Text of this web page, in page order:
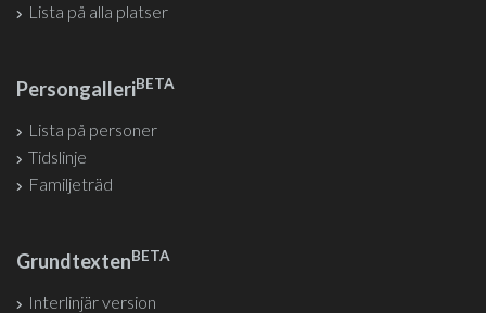
Lista på alla platser
PersongalleriBETA
Lista på personer
Tidslinje
Familjeträd
GrundtextenBETA
Interlinjär version